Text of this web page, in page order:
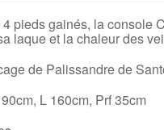
pieds gainés, la console
laque et la chaleur des
de Palissandre de
L 160cm, Prf 35cm